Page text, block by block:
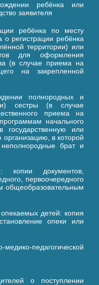
ребёнка или
заявителя
ребёнка по месту
о регистрации ребёнка
территории) или
для оформления
(в случае приема на
на закрепленной
полнородных и
сестры (в случае
приема на
начального
государственную или
в которой
брат и
копии документов,
первоочередного
общеобразовательным
детей: копия
опеки или
педагогической
о поступлении